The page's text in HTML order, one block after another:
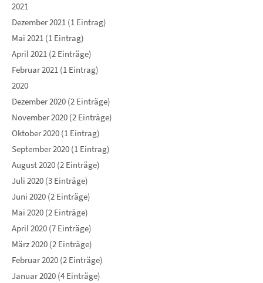
2021
Dezember 2021 (1 Eintrag)
Mai 2021 (1 Eintrag)
April 2021 (2 Einträge)
Februar 2021 (1 Eintrag)
2020
Dezember 2020 (2 Einträge)
November 2020 (2 Einträge)
Oktober 2020 (1 Eintrag)
September 2020 (1 Eintrag)
August 2020 (2 Einträge)
Juli 2020 (3 Einträge)
Juni 2020 (2 Einträge)
Mai 2020 (2 Einträge)
April 2020 (7 Einträge)
März 2020 (2 Einträge)
Februar 2020 (2 Einträge)
Januar 2020 (4 Einträge)